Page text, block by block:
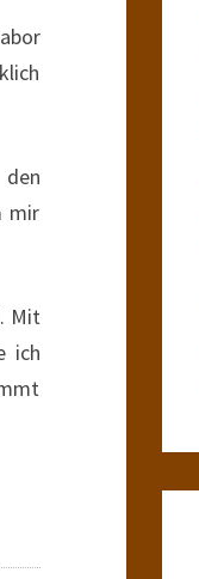
mir
Mit
ich